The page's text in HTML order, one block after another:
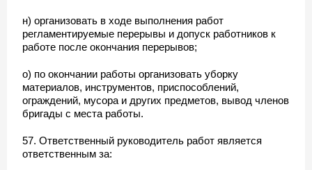
н) организовать в ходе выполнения работ
регламентируемые перерывы и допуск работников к
работе после окончания перерывов;
о) по окончании работы организовать уборку
материалов, инструментов, приспособлений,
ограждений, мусора и других предметов, вывод членов
бригады с места работы.
57. Ответственный руководитель работ является
ответственным за: